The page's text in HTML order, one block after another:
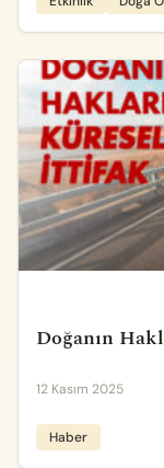
Doğanın
12 Kasım 2025
Haber